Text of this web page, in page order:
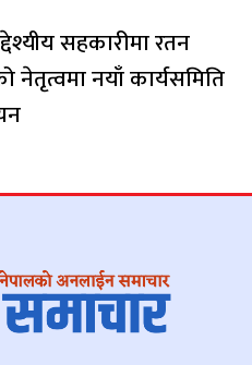
सहकारीमा रतन
नयाँ कार्यसमिति